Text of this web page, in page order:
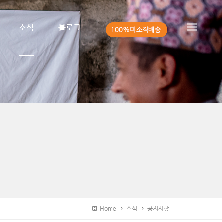
소식 블로그
Home 소식 공지사항